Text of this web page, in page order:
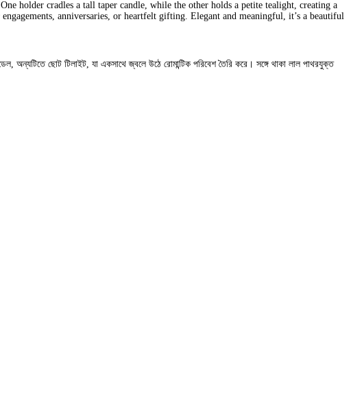
holder cradles a tall taper candle, while the other holds a petite tealight, creating a
anniversaries, or heartfelt gifting. Elegant and meaningful, it’s a beautiful
অন্যটিতে ছোট টিলাইট, যা একসাথে জ্বলে উঠে রোমান্টিক পরিবেশ তৈরি করে। সঙ্গে থাকা লাল পাথরযুক্ত